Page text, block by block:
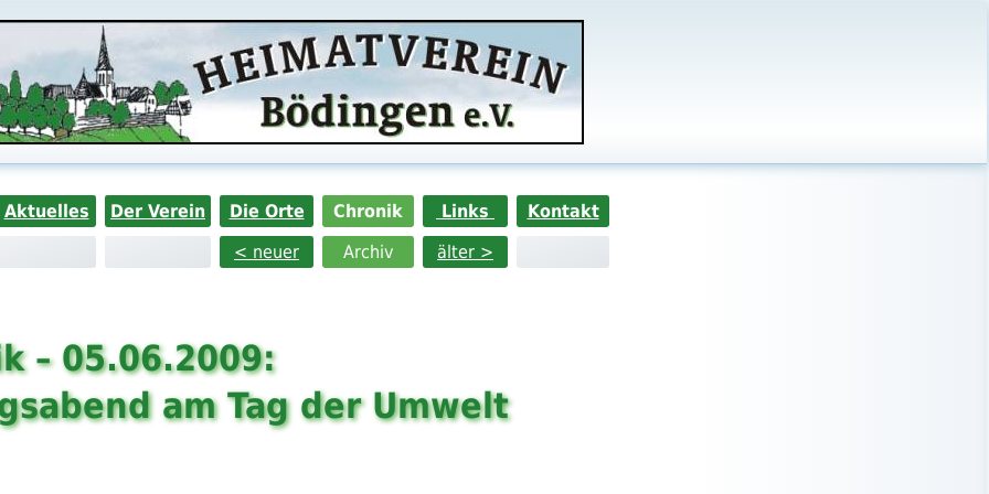
Aktuelles Der Verein Die Orte Chronik Links
Kontakt
< neuer
Archiv älter >
– 05.06.2009:
am Tag der Umwelt